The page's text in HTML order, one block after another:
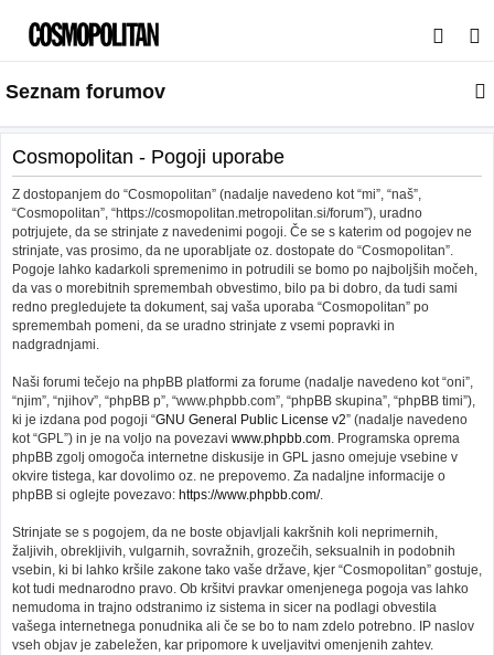
s
a
j
Seznam forumov
Cosmopolitan - Pogoji uporabe
Z dostopanjem do “Cosmopolitan” (nadalje navedeno kot “mi”, “naš”,
“Cosmopolitan”, “https://cosmopolitan.metropolitan.si/forum”), uradno
potrjujete, da se strinjate z navedenimi pogoji. Če se s katerim od pogojev ne
strinjate, vas prosimo, da ne uporabljate oz. dostopate do “Cosmopolitan”.
Pogoje lahko kadarkoli spremenimo in potrudili se bomo po najboljših močeh,
da vas o morebitnih spremembah obvestimo, bilo pa bi dobro, da tudi sami
redno pregledujete ta dokument, saj vaša uporaba “Cosmopolitan” po
spremembah pomeni, da se uradno strinjate z vsemi popravki in
nadgradnjami.
Naši forumi tečejo na phpBB platformi za forume (nadalje navedeno kot “oni”,
“njim”, “njihov”, “phpBB p”, “www.phpbb.com”, “phpBB skupina”, “phpBB timi”),
ki je izdana pod pogoji “GNU General Public License v2” (nadalje navedeno
kot “GPL”) in je na voljo na povezavi www.phpbb.com. Programska oprema
phpBB zgolj omogoča internetne diskusije in GPL jasno omejuje vsebine v
okvire tistega, kar dovolimo oz. ne prepovemo. Za nadaljne informacije o
phpBB si oglejte povezavo: https://www.phpbb.com/.
Strinjate se s pogojem, da ne boste objavljali kakršnih koli neprimernih,
žaljivih, obrekljivih, vulgarnih, sovražnih, grozečih, seksualnih in podobnih
vsebin, ki bi lahko kršile zakone tako vaše države, kjer “Cosmopolitan” gostuje,
kot tudi mednarodno pravo. Ob kršitvi pravkar omenjenega pogoja vas lahko
nemudoma in trajno odstranimo iz sistema in sicer na podlagi obvestila
vašega internetnega ponudnika ali če se bo to nam zdelo potrebno. IP naslov
vseh objav je zabeležen, kar pripomore k uveljavitvi omenjenih zahtev.